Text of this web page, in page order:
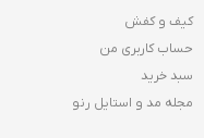
کیف و کفش
حساب کاربری من
سبد خرید
مجله مد و استایل رنو